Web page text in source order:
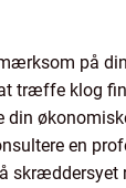
på
træffe klog
din
en
skræddersyet